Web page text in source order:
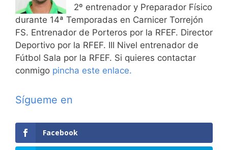
2º entrenador y Preparador Físico
durante 14ª Temporadas en Carnicer Torrejón
FS. Entrenador de Porteros por la RFEF. Director
Deportivo por la RFEF. III Nivel entrenador de
Fútbol Sala por la RFEF. Si quieres contactar
conmigo pincha este enlace.
Sígueme en
Facebook